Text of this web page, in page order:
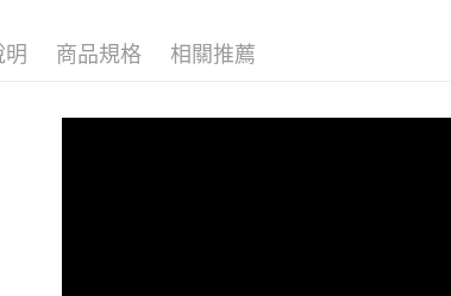
明 商品規格 相關推薦